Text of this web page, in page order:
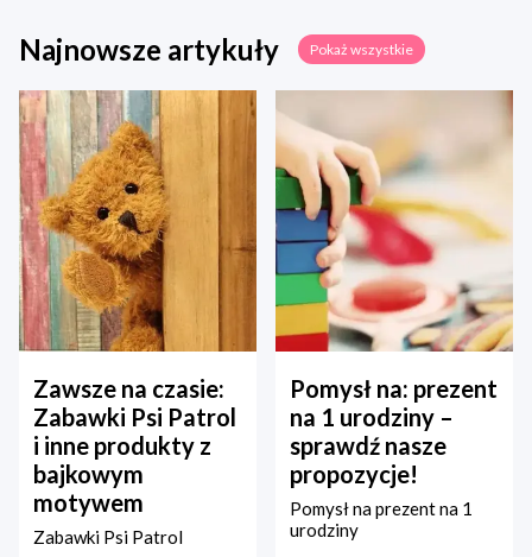
Najnowsze artykuły Pokaż wszystkie
Zawsze na czasie:
Zabawki Psi Patrol
i inne produkty z
bajkowym
motywem
Zabawki Psi Patrol
Pomysł na: prezent
na 1 urodziny –
sprawdź nasze
propozycje!
Pomysł na prezent na 1
urodziny